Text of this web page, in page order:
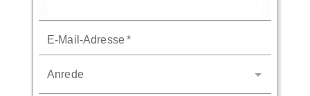
E-Mail-Adresse*
Anrede